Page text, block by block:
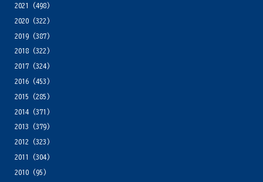
2021
(498)
2020(322)
2019(387)
2018(322)
2017(324)
2016(453)
2015 (285)
2014(371)
2013 (379)
2012 (323)
2011
(304)
2010(95)